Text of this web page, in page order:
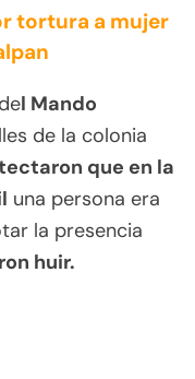
tortura a mujer
l Mando
de la colonia
que en la
una persona era
la presencia
huir.